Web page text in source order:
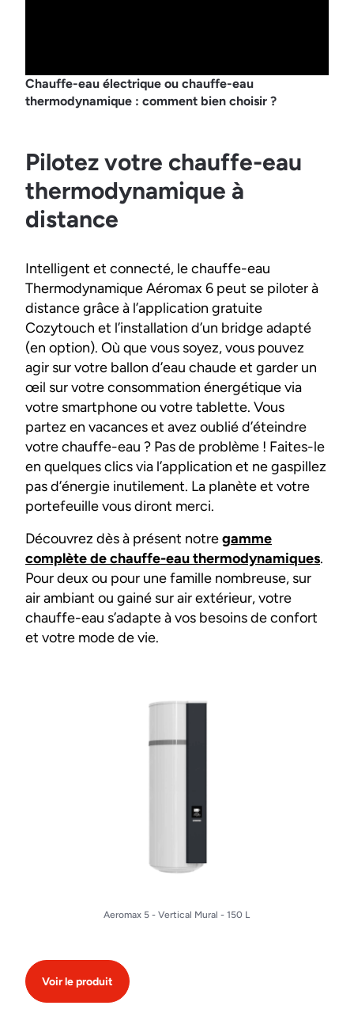
Chauffe-eau électrique ou chauffe-eau
thermodynamique : comment bien choisir ?
Pilotez votre chauffe-eau
thermodynamique à
distance
Intelligent et connecté, le chauffe-eau
Thermodynamique Aéromax 6 peut se piloter à
distance grâce à l’application gratuite
Cozytouch et l’installation d’un bridge adapté
(en option). Où que vous soyez, vous pouvez
agir sur votre ballon d’eau chaude et garder un
œil sur votre consommation énergétique via
votre smartphone ou votre tablette. Vous
partez en vacances et avez oublié d’éteindre
votre chauffe-eau ? Pas de problème ! Faites-le
en quelques clics via l’application et ne gaspillez
pas d’énergie inutilement. La planète et votre
portefeuille vous diront merci.
Découvrez dès à présent notregamme
complète de chauffe-eau thermodynamiques.
Pour deux ou pour une famille nombreuse, sur
air ambiant ou gainé sur air extérieur, votre
chauffe-eau s’adapte à vos besoins de confort
et votre mode de vie.
Aeromax 5 - Vertical Mural - 150 L
Voir le produit